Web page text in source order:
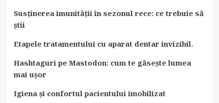
Susținerea imunității în sezonul rece: ce trebuie să
știi
Etapele tratamentului cu aparat dentar invizibil.
Hashtaguri pe Mastodon: cum te găsește lumea
mai ușor
Igiena și confortul pacientului imobilizat